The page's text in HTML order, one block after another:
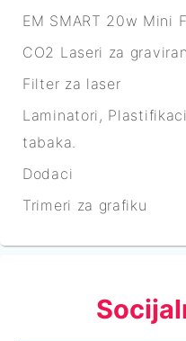
EM SMART 20w Mini
CO2 Laseri za
Filter za laser
Laminatori,
tabaka.
Dodaci
Trimeri za grafiku